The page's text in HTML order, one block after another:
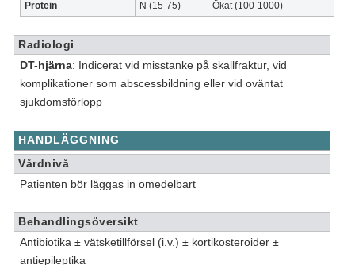
Protein
N (15-75) Ökat (100-1000)
Radiologi
DT-hjärna: Indicerat vid misstanke på skallfraktur, vid
komplikationer som abscessbildning eller vid oväntat
sjukdomsförlopp
HANDLÄGGNING
Vårdnivå
Patienten bör läggas in omedelbart
Behandlingsöversikt
Antibiotika ± vätsketillförsel (i.v.) ± kortikosteroider ±
antiepileptika